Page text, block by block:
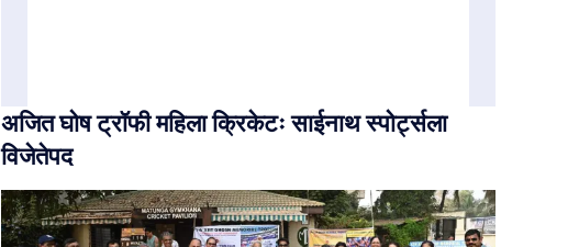
अजित घोष ट्रॉफी महिला क्रिकेटः साईनाथ स्पोर्ट्सला
विजेतेपद